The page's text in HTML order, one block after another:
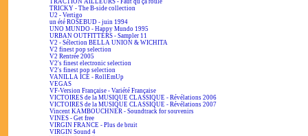
TRACTION AILLEURS - Faut qu'ça roule
TRICKY - The B-side collection
U2 - Vertigo
un été ROSEBUD - juin 1994
UNO MUNDO - Happy Mundo 1995
URBAN OUTFITTERS - Sampler 11
V2 - Sélection BELLA UNION & WICHITA
V2 finest pop selection
V2 Rentrée 2005
V2's finest electronic selection
V2's finest pop selection
VANILLA ICE - RollEmUp
VEGAS
VF-Version Française - Variété Française
VICTOIRES de la MUSIQUE CLASSIQUE - Révélations 2006
VICTOIRES de la MUSIQUE CLASSIQUE - Révélations 2007
Vincent KAMBOUCHNER - Soundtrack for souvenirs
VINES - Get free
VIRGIN FRANCE - Plus de bruit
VIRGIN Sound 4